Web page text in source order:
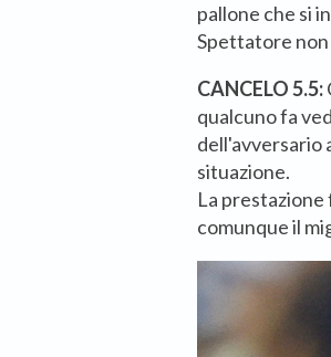
pallone che si
Spettatore
CANCELO 5.5:
qualcuno fa
dell'avversario
situazione.
La
comunque il